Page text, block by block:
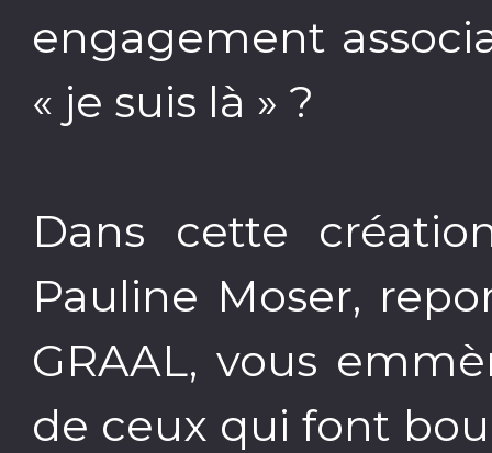
engagement
« je suis là » ?
Dans cette
Pauline Moser,
GRAAL, vous
de ceux qui font